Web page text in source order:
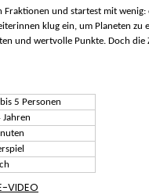
und startest mit
klug ein, um Planeten
und wertvolle Punkte. Doch
5 Personen
Jahren
VIDEO